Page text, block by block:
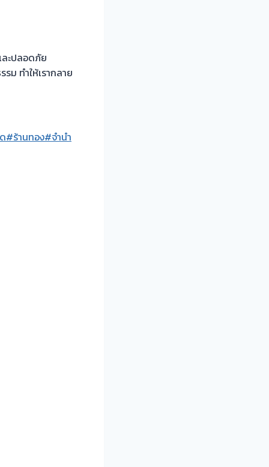
ละปลอดภัย
ม ทำให้เรากลาย
#ร้านทอง#จำนำ